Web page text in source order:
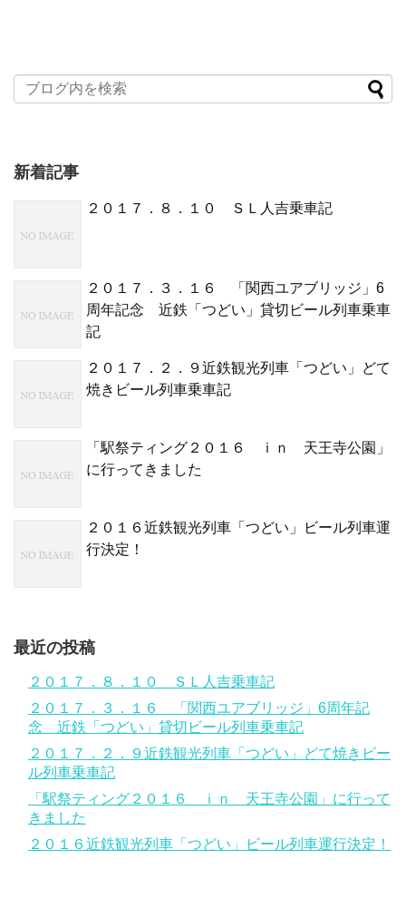
新着記事
２０１７．８．１０ ＳＬ人吉乗車記
２０１７．３．１６ 「関西ユアブリッジ」6
周年記念 近鉄「つどい」貸切ビール列車乗車
記
２０１７．２．９近鉄観光列車「つどい」どて
焼きビール列車乗車記
「駅祭ティング２０１６ ｉｎ 天王寺公園」
に行ってきました
２０１６近鉄観光列車「つどい」ビール列車運
行決定！
最近の投稿
２０１７．８．１０ ＳＬ人吉乗車記
２０１７．３．１６ 「関西ユアブリッジ」6周年記
念 近鉄「つどい」貸切ビール列車乗車記
２０１７．２．９近鉄観光列車「つどい」どて焼きビー
ル列車乗車記
「駅祭ティング２０１６ ｉｎ 天王寺公園」に行って
きました
２０１６近鉄観光列車「つどい」ビール列車運行決定！